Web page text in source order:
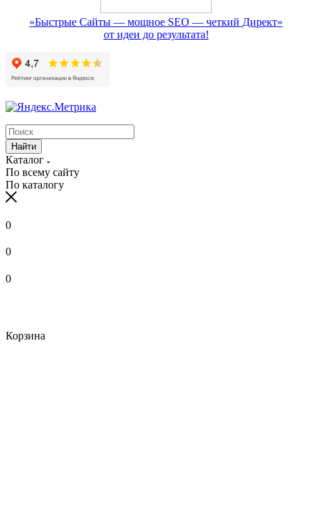
«Быстрые Сайты — мощное SEO — четкий Директ»
от идеи до результата!
Найти
Каталог
По всему сайту
По каталогу
0
0
0
Корзина